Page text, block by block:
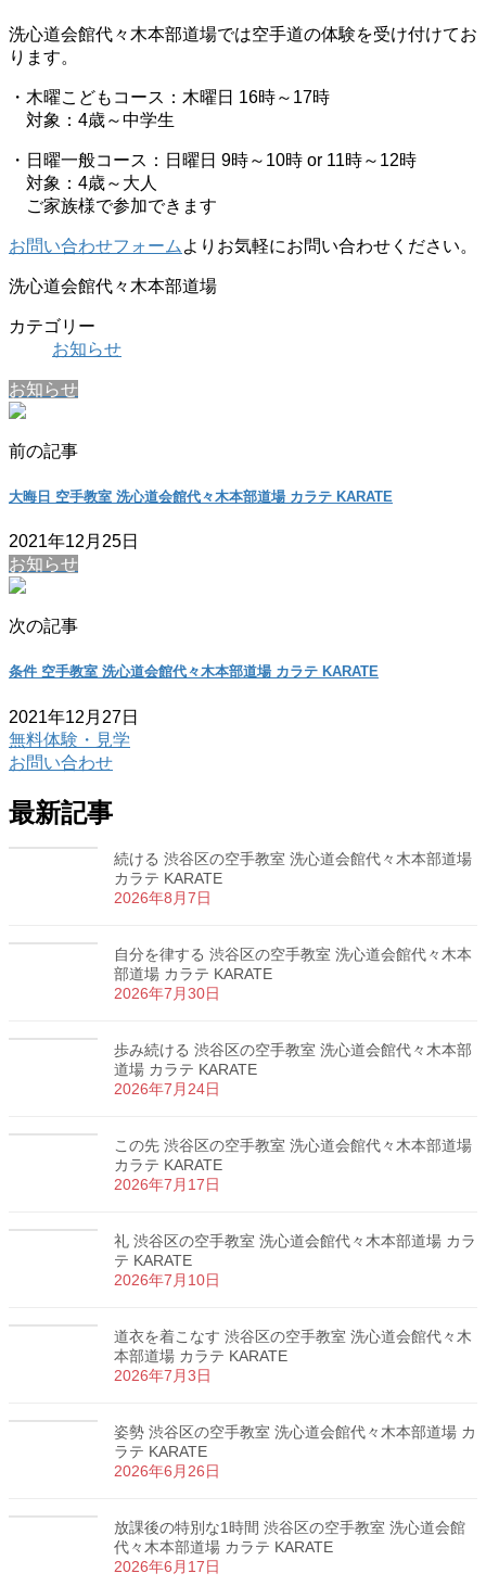
洗心道会館代々木本部道場では空手道の体験を受け付けてお
ります。
・木曜こどもコース：木曜日 16時～17時
対象：4歳～中学生
・日曜一般コース：日曜日 9時～10時 or 11時～12時
対象：4歳～大人
ご家族様で参加できます
お問い合わせフォーム よりお気軽にお問い合わせください。
洗心道会館代々木本部道場
カテゴリー
お知らせ
お知らせ
前の記事
大晦日 空手教室 洗心道会館代々木本部道場 カラテ KARATE
2021年12月25日
お知らせ
次の記事
条件 空手教室 洗心道会館代々木本部道場 カラテ KARATE
2021年12月27日
無料体験・見学
お問い合わせ
最新記事
続ける 渋谷区の空手教室 洗心道会館代々木本部道場
カラテ KARATE
2026年8月7日
自分を律する 渋谷区の空手教室 洗心道会館代々木本
部道場 カラテ KARATE
2026年7月30日
歩み続ける 渋谷区の空手教室 洗心道会館代々木本部
道場 カラテ KARATE
2026年7月24日
この先 渋谷区の空手教室 洗心道会館代々木本部道場
カラテ KARATE
2026年7月17日
礼 渋谷区の空手教室 洗心道会館代々木本部道場 カラ
テ KARATE
2026年7月10日
道衣を着こなす 渋谷区の空手教室 洗心道会館代々木
本部道場 カラテ KARATE
2026年7月3日
姿勢 渋谷区の空手教室 洗心道会館代々木本部道場 カ
ラテ KARATE
2026年6月26日
放課後の特別な1時間 渋谷区の空手教室 洗心道会館
代々木本部道場 カラテ KARATE
2026年6月17日